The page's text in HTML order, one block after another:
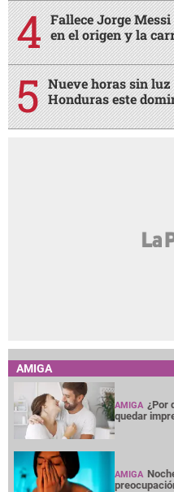
Fallece Jorge
en el origen y la
Nueve horas sin luz
Honduras este
AMIGA
AMIGA ¿Por
quedar
AMIGA